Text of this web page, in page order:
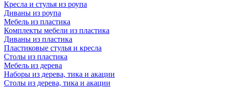
Кресла и стулья из роупа
Диваны из роупа
Мебель из пластика
Комплекты мебели из пластика
Диваны из пластика
Пластиковые стулья и кресла
Столы из пластика
Мебель из дерева
Наборы из дерева, тика и акации
Столы из дерева, тика и акации